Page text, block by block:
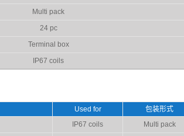
Multi pack
24 pc
Terminal box
IP67 coils
Used for
包装形式
IP67 coils
Multi pack